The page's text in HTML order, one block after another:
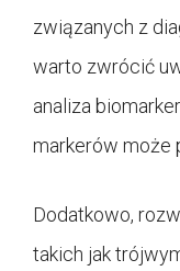
związanych z
warto zwrócić
analiza
markerów może
Dodatkowo,
takich jak